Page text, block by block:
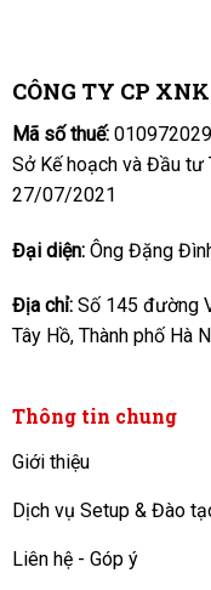
CÔNG TY CP
Mã số thuế:
Sở Kế hoạch và Đầu tư
27/07/2021
Đại diện: Ông Đặng
Địa chỉ: Số 145 đường
Tây Hồ, Thành phố Hà
Thông tin chung
Giới thiệu
Dịch vụ Setup & Đào
Liên hệ - Góp ý